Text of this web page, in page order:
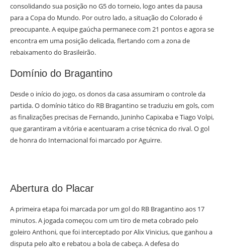
consolidando sua posição no G5 do torneio, logo antes da pausa
para a Copa do Mundo. Por outro lado, a situação do Colorado é
preocupante. A equipe gaúcha permanece com 21 pontos e agora se
encontra em uma posição delicada, flertando com a zona de
rebaixamento do Brasileirão.
Domínio do Bragantino
Desde o início do jogo, os donos da casa assumiram o controle da
partida. O domínio tático do RB Bragantino se traduziu em gols, com
as finalizações precisas de Fernando, Juninho Capixaba e Tiago Volpi,
que garantiram a vitória e acentuaram a crise técnica do rival. O gol
de honra do Internacional foi marcado por Aguirre.
Abertura do Placar
A primeira etapa foi marcada por um gol do RB Bragantino aos 17
minutos. A jogada começou com um tiro de meta cobrado pelo
goleiro Anthoni, que foi interceptado por Alix Vinicius, que ganhou a
disputa pelo alto e rebatou a bola de cabeça. A defesa do